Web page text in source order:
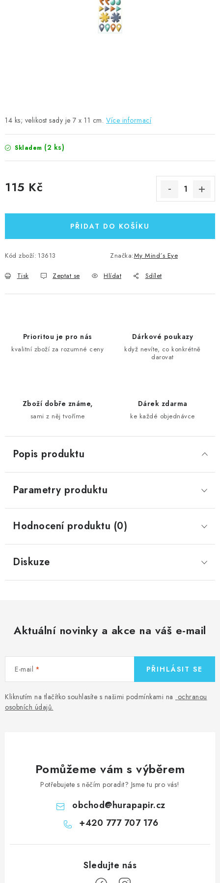
14 ks; velikost sady je 7 x 11 cm. Více informací
Skladem (2 ks)
115 Kč
PŘIDAT DO KOŠÍKU
Kód zboží: 13613 Značka:My Mind´s Eye
Tisk Zeptat se Hlídat Sdílet
Prioritou je pro nás
kvalitní zboží za rozumné ceny
Dárkové poukazy
když nevíte, co konkrétně
darovat
Zboží dobře známe,
sami z něj tvoříme
Dárek zdarma
ke každé objednávce
Popis produktu
Parametry produktu
Hodnocení produktu (0)
Diskuze
Aktuální novinky a akce na váš e-mail
E-mail
Kliknutím na tlačítko souhlasíte s našimi podmínkami na ochranou
osobních údajů.
PŘIHLÁSIT SE
Pomůžeme vám s výběrem
Potřebujete s něčím poradit? Jsme tu pro vás!
obchod@hurapapir.cz
+420 777 707 176